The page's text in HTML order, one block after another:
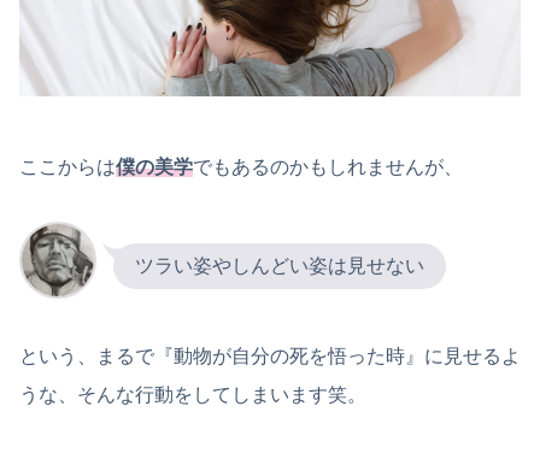
ここからは僕の美学でもあるのかもしれませんが、
ツラい姿やしんどい姿は見せない
という、まるで『動物が自分の死を悟った時』に見せるよ
うな、そんな行動をしてしまいます笑。